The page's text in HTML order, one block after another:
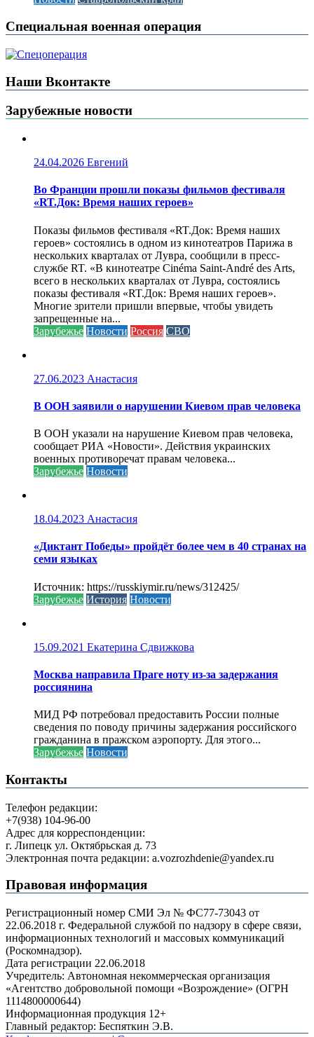
Специальная военная операция
Наши Вконтакте
Зарубежные новости
24.04.2026 Евгений
Во Франции прошли показы фильмов фестиваля
«RT.Док: Время наших героев»
Показы фильмов фестиваля «RT.Док: Время наших
героев» состоялись в одном из кинотеатров Парижа в
нескольких кварталах от Лувра, сообщили в пресс-
службе RT. «В кинотеатре Cinéma Saint-André des Arts,
всего в нескольких кварталах от Лувра, состоялись
показы фестиваля «RT.Док: Время наших героев».
Многие зрители пришли впервые, чтобы увидеть
запрещенные на...
Зарубежье Новости Россия СВО
27.06.2023 Анастасия
В ООН заявили о нарушении Киевом прав человека
В ООН указали на нарушение Киевом прав человека,
сообщает РИА «Новости». Действия украинских
военных противоречат правам человека...
Зарубежье Новости
18.04.2023 Анастасия
«Диктант Победы» пройдёт более чем в 40 странах на
семи языках
Источник: https://russkiymir.ru/news/312425/
Зарубежье История Новости
15.09.2021 Екатерина Сдвижкова
Москва направила Праге ноту из-за задержания
россиянина
МИД РФ потребовал предоставить России полные
сведения по поводу причины задержания российского
гражданина в пражском аэропорту. Для этого...
Зарубежье Новости
Контакты
Телефон редакции:
+7(938) 104-96-00
Адрес для корреспонденции:
г. Липецк ул. Октябрьская д. 73
Электронная почта редакции: a.vozrozhdenie@yandex.ru
Правовая информация
Регистрационный номер СМИ Эл № ФС77-73043 от
22.06.2018 г. Федеральной службой по надзору в сфере связи,
информационных технологий и массовых коммуникаций
(Роскомнадзор).
Дата регистрации 22.06.2018
Учредитель: Автономная некоммерческая организация
«Агентство добровольной помощи «Возрождение» (ОГРН
1114800000644)
Информационная продукция 12+
Главный редактор: Беспяткин Э.В.